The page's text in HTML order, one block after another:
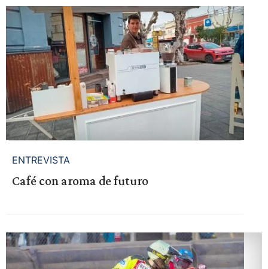
ENTREVISTA
Café con aroma de futuro